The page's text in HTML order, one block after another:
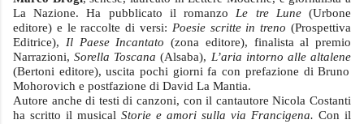
La Nazione. Ha pubblicato il romanzo Le tre Lune(Urbone
editore) e le raccolte di versi: Poesie scritte in treno (Prospettiva
Editrice), Il Paese Incantato (zona editore), finalista al premio
Narrazioni,Sorella Toscana (Alsaba), L’aria intorno alle altalene
(Bertoni editore), uscita pochi giorni fa con prefazione di Bruno
Mohorovich e postfazione di David La Mantia.
Autore anche di testi di canzoni, con il cantautore Nicola Costanti
ha scritto il musical Storie e amori sulla via Francigena. Con il